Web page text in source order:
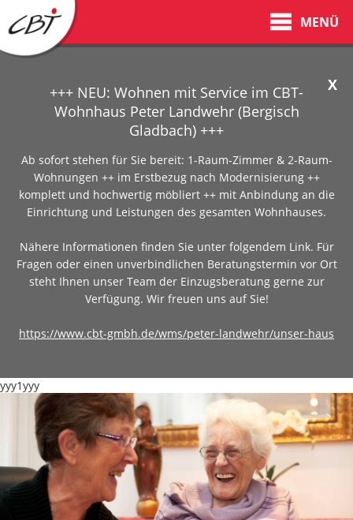
X
+++ NEU: Wohnen mit Service im CBT-
Wohnhaus Peter Landwehr (Bergisch
Gladbach) +++
Ab sofort stehen für Sie bereit: 1-Raum-Zimmer & 2-Raum-
Wohnungen ++ im Erstbezug nach Modernisierung ++
komplett und hochwertig möbliert ++ mit Anbindung an die
Einrichtung und Leistungen des gesamten Wohnhauses.
Nähere Informationen finden Sie unter folgendem Link. Für
Fragen oder einen unverbindlichen Beratungstermin vor Ort
steht Ihnen unser Team der Einzugsberatung gerne zur
Verfügung. Wir freuen uns auf Sie!
https://www.cbt-gmbh.de/wms/peter-landwehr/unser-haus
MENÜ
yyy1yyy